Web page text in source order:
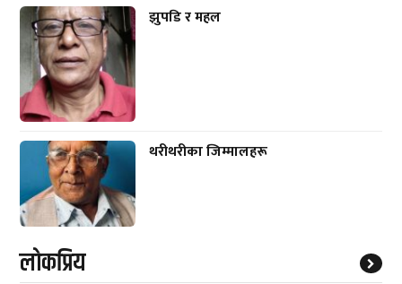
झुपडि र महल
थरीथरीका जिम्मालहरू
लाेकप्रिय